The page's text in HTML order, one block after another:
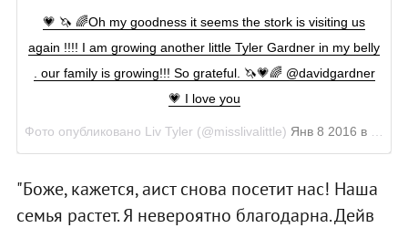
💗 🦄 🌈Oh my goodness it seems the stork is visiting us
again !!!! I am growing another little Tyler Gardner in my belly
. our family is growing!!! So grateful. 🦄💗🌈 @davidgardner
💗 I love you
Фото опубликовано Liv Tyler (@misslivalittle) Янв 8 2016 в 1:26 PST
"Боже, кажется, аист снова посетит нас! Наша
семья растет. Я невероятно благодарна. Дейв